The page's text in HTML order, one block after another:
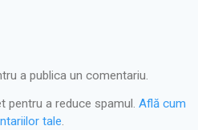
a publica un comentariu.
a reduce spamul. Află cum
tale.